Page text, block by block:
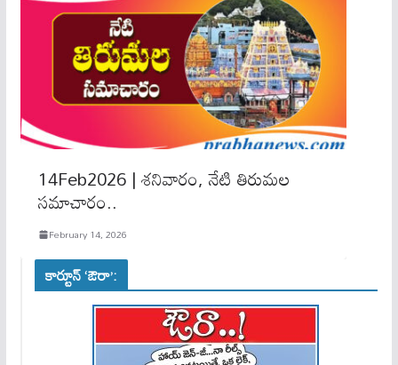
14Feb2026 | శనివారం, నేటి తిరుమల
సమాచారం..
February 14, 2026
కార్టూన్ ‘ఔరా’: